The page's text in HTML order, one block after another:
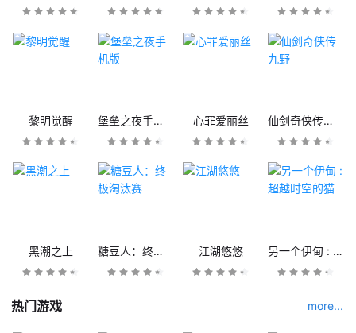
黎明觉醒 堡垒之夜手机版 心罪爱丽丝 仙剑奇侠传九野
黑潮之上 糖豆人：终极淘汰赛 江湖悠悠 另一个伊甸 : 超越时空的猫
热门游戏 more...